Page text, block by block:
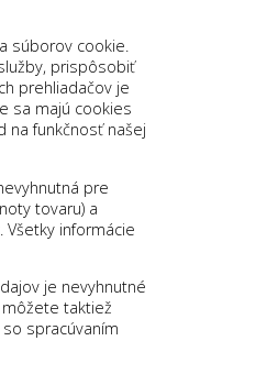
súborov cookie.
prispôsobiť
prehliadačov je
sa majú cookies
na funkčnosť našej
pre
tovaru) a
informácie
je nevyhnutné
môžete taktiež
spracúvaním